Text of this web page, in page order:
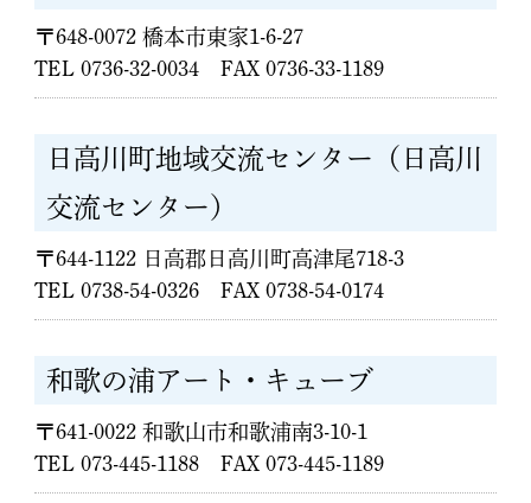
〒648-0072 橋本市東家1-6-27
TEL 0736-32-0034 FAX 0736-33-1189
日高川町地域交流センター（日高川
交流センター）
〒644-1122 日高郡日高川町高津尾718-3
TEL 0738-54-0326 FAX 0738-54-0174
和歌の浦アート・キューブ
〒641-0022 和歌山市和歌浦南3-10-1
TEL 073-445-1188 FAX 073-445-1189